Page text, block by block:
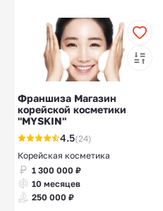
Франшиза Магазин
корейской косметики
"MYSKIN"
4.5(24)
Корейская косметика
1 300 000 ₽
10 месяцев
250 000 ₽